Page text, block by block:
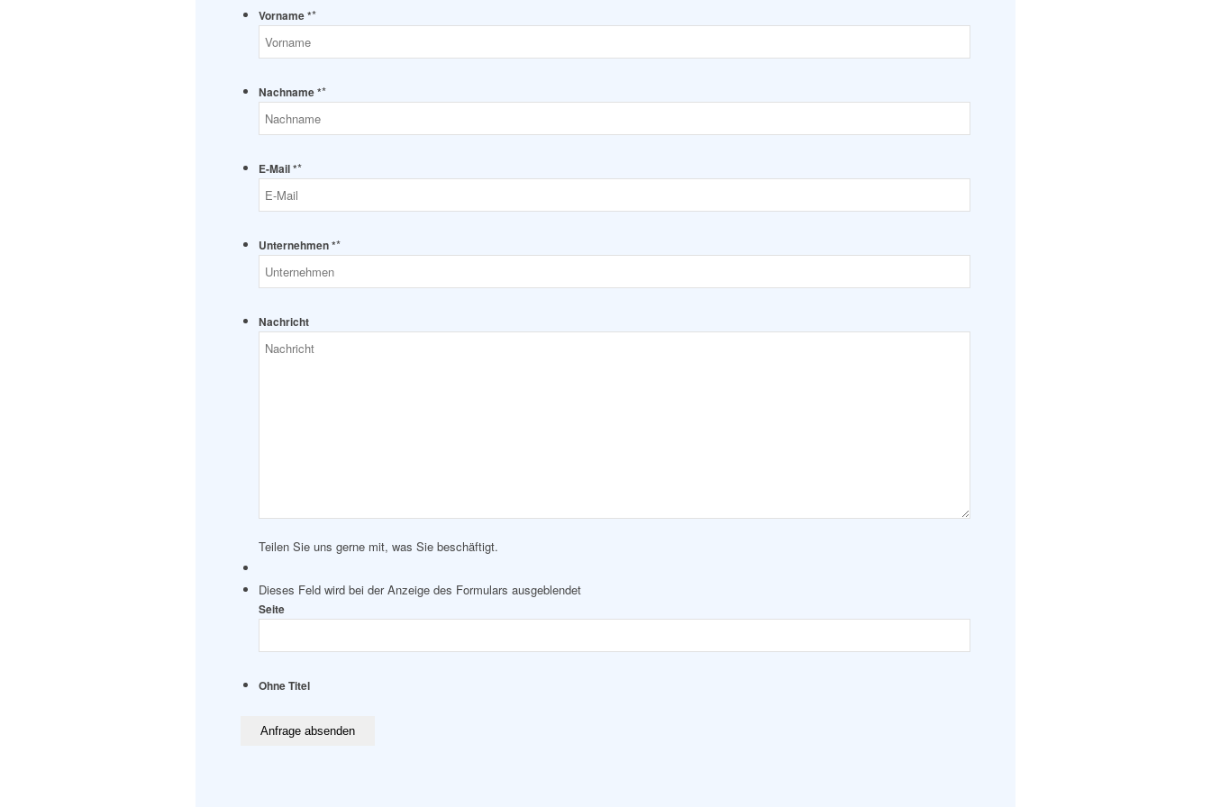
Vorname **
Nachname **
E-Mail **
Unternehmen **
Nachricht
Teilen Sie uns gerne mit, was Sie beschäftigt.
Dieses Feld wird bei der Anzeige des Formulars ausgeblendet
Seite
Ohne Titel